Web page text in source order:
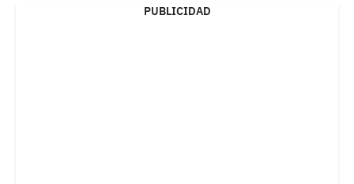
PUBLICIDAD